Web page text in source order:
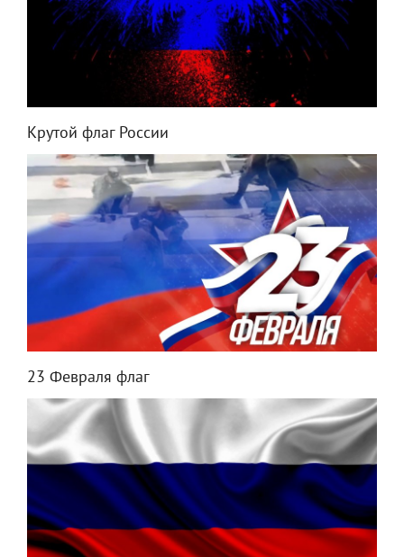
Крутой флаг России
23 Февраля флаг